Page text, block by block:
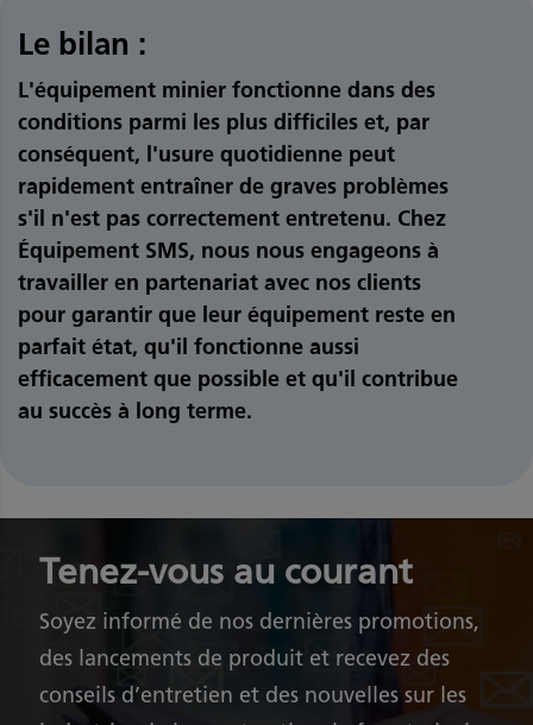
Le bilan :
L'équipement minier fonctionne dans des
conditions parmi les plus difficiles et, par
conséquent, l'usure quotidienne peut
rapidement entraîner de graves problèmes
s'il n'est pas correctement entretenu. Chez
Équipement SMS, nous nous engageons à
travailler en partenariat avec nos clients
pour garantir que leur équipement reste en
parfait état, qu'il fonctionne aussi
efficacement que possible et qu'il contribue
au succès à long terme.
Tenez-vous au courant
Soyez informé de nos dernières promotions,
des lancements de produit et recevez des
conseils d’entretien et des nouvelles sur les